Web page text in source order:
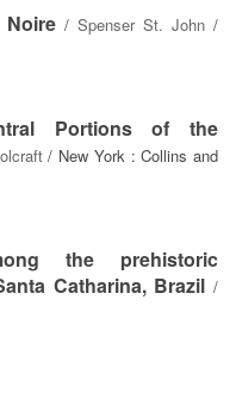
/ Spenser St. John/
Portions of the
/ New York : Collins and
the prehistoric
Catharina, Brazil /